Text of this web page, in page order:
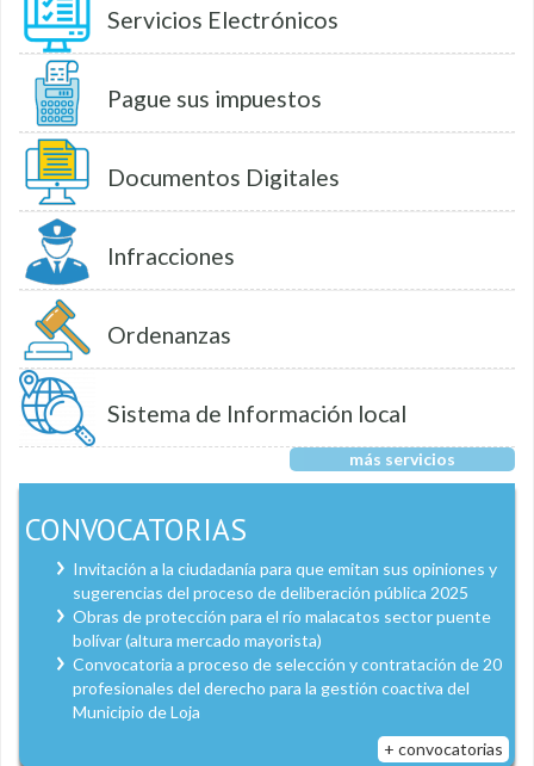
Servicios Electrónicos
Pague sus impuestos
Documentos Digitales
Infracciones
Ordenanzas
Sistema de Información local
más servicios
CONVOCATORIAS
Invitación a la ciudadanía para que emitan sus opiniones y
sugerencias del proceso de deliberación pública 2025
Obras de protección para el río malacatos sector puente
bolívar (altura mercado mayorista)
Convocatoria a proceso de selección y contratación de 20
profesionales del derecho para la gestión coactiva del
Municipio de Loja
+ convocatorias